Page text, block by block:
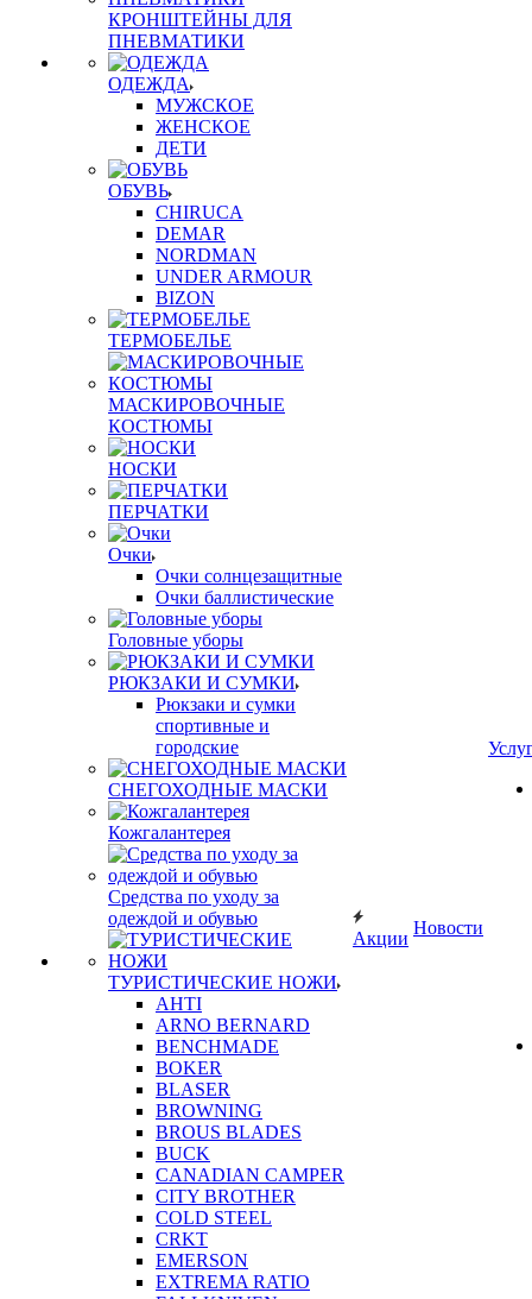
КРОНШТЕЙНЫ ДЛЯ
ПНЕВМАТИКИ
ОДЕЖДА
МУЖСКОЕ
ЖЕНСКОЕ
ДЕТИ
ОБУВЬ
CHIRUCA
DEMAR
NORDMAN
UNDER ARMOUR
BIZON
ТЕРМОБЕЛЬЕ
МАСКИРОВОЧНЫЕ
КОСТЮМЫ
НОСКИ
ПЕРЧАТКИ
Очки
Очки солнцезащитные
Очки баллистические
Головные уборы
РЮКЗАКИ И СУМКИ
Рюкзаки и сумки
спортивные и
городские
СНЕГОХОДНЫЕ МАСКИ
Кожгалантерея
Средства по уходу за
одеждой и обувью
ТУРИСТИЧЕСКИЕ НОЖИ
AHTI
ARNO BERNARD
BENCHMADE
BOKER
BLASER
BROWNING
BROUS BLADES
BUCK
CANADIAN CAMPER
CITY BROTHER
COLD STEEL
CRKT
EMERSON
EXTREMA RATIO
Акции
Новости